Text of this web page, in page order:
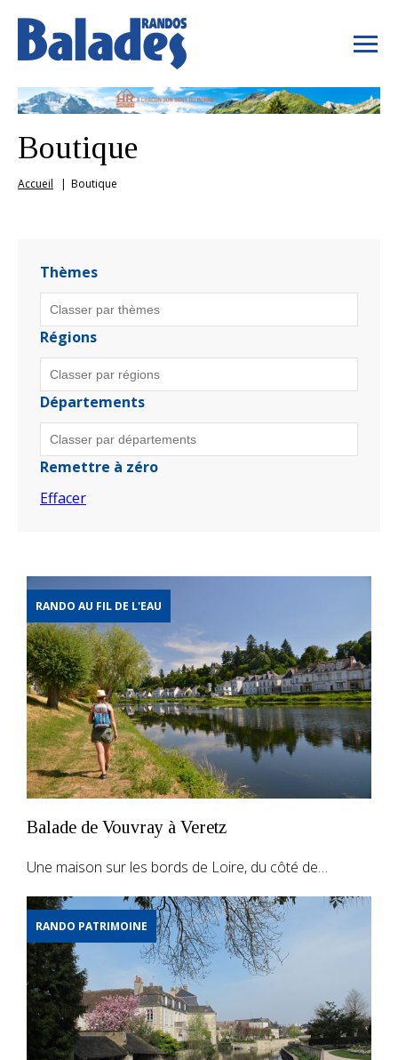
Boutique
Accueil Boutique
Thèmes
Régions
Départements
Remettre à zéro
Effacer
RANDO AU FIL DE L'EAU
Balade de Vouvray à Veretz
Une maison sur les bords de Loire, du côté de…
RANDO PATRIMOINE